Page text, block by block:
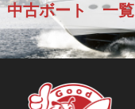
中古ボート 一覧